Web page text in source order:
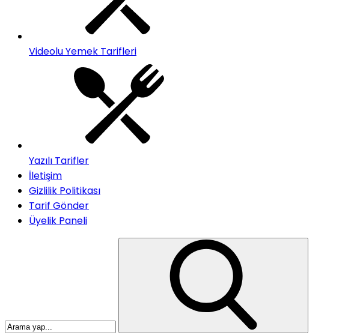
Videolu Yemek Tarifleri
Yazılı Tarifler
İletişim
Gizlilik Politikası
Tarif Gönder
Üyelik Paneli